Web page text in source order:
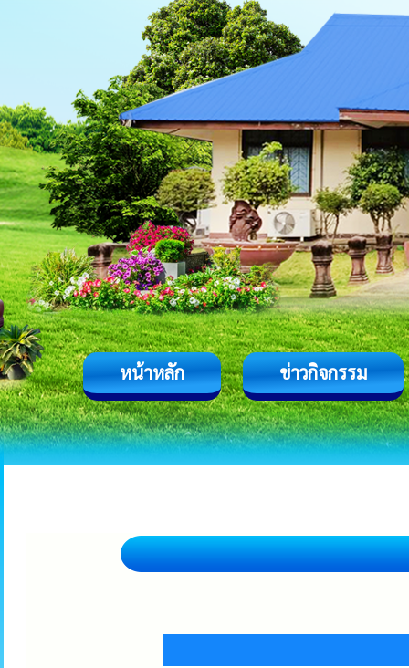
หน้าหลัก ข่าวกิจกรรม